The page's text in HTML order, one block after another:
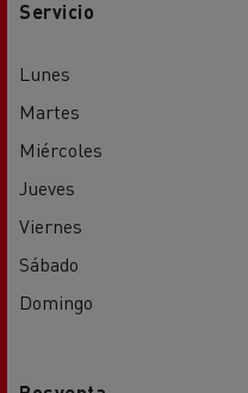
Servicio
Lunes
Martes
Miércoles
Jueves
Viernes
Sábado
Domingo